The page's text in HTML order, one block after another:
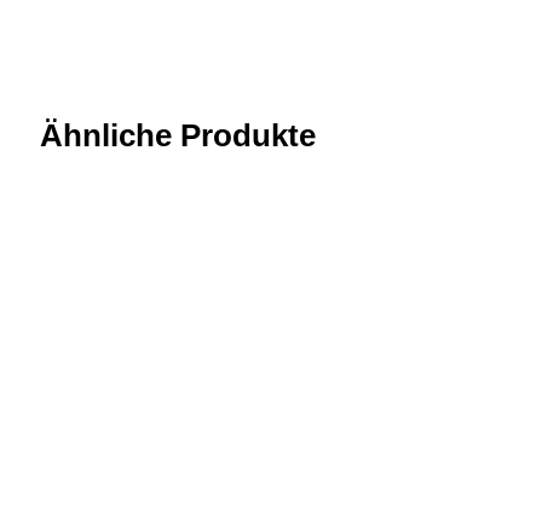
Ähnliche Produkte